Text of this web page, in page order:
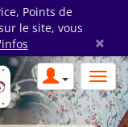
Points de
le site, vous
×